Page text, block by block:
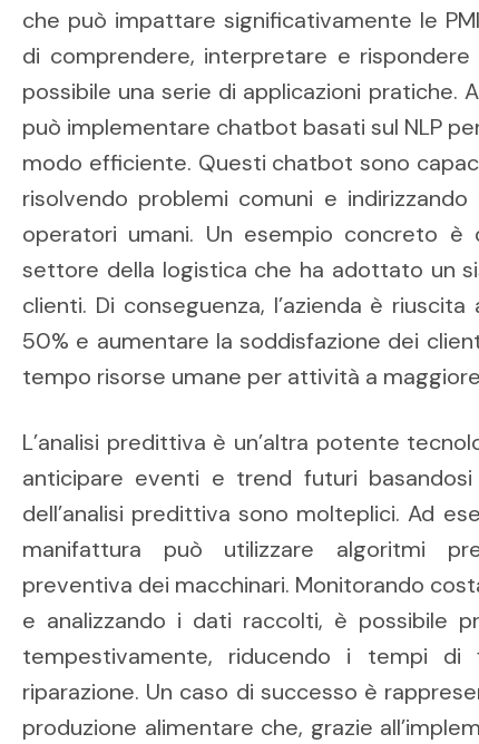
che può impattare significativamente le
di comprendere, interpretare e rispondere
possibile una serie di applicazioni pratiche.
può implementare chatbot basati sul NLP
modo efficiente. Questi chatbot sono
risolvendo problemi comuni e
operatori umani. Un esempio concreto
settore della logistica che ha adottato un
clienti. Di conseguenza, l’azienda è
50% e aumentare la soddisfazione dei
tempo risorse umane per attività a
L’analisi predittiva è un’altra potente
anticipare eventi e trend futuri
dell’analisi predittiva sono molteplici. Ad
manifattura può utilizzare algoritmi
preventiva dei macchinari. Monitorando
e analizzando i dati raccolti, è possibile
tempestivamente, riducendo i tempi
riparazione. Un caso di successo è
produzione alimentare che, grazie